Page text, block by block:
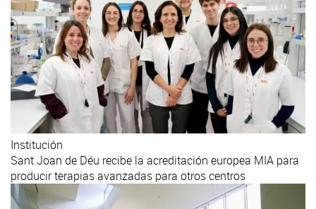
Institución
Sant Joan de Déu recibe la acreditación europea MIA para
producir terapias avanzadas para otros centros